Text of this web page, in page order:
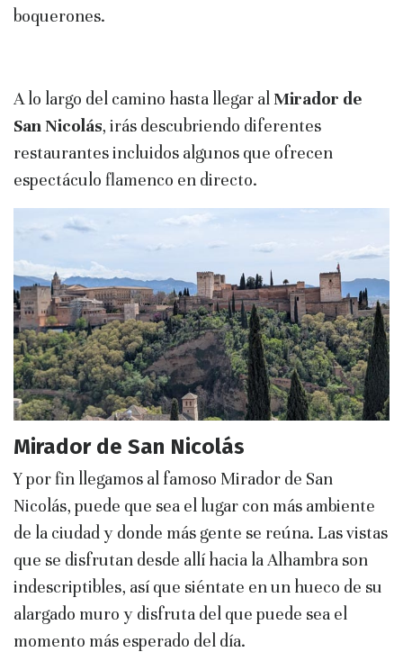
boquerones.
A lo largo del camino hasta llegar al Mirador de
San Nicolás, irás descubriendo diferentes
restaurantes incluidos algunos que ofrecen
espectáculo flamenco en directo.
Mirador de San Nicolás
Y por fin llegamos al famoso Mirador de San
Nicolás, puede que sea el lugar con más ambiente
de la ciudad y donde más gente se reúna. Las vistas
que se disfrutan desde allí hacia la Alhambra son
indescriptibles, así que siéntate en un hueco de su
alargado muro y disfruta del que puede sea el
momento más esperado del día.